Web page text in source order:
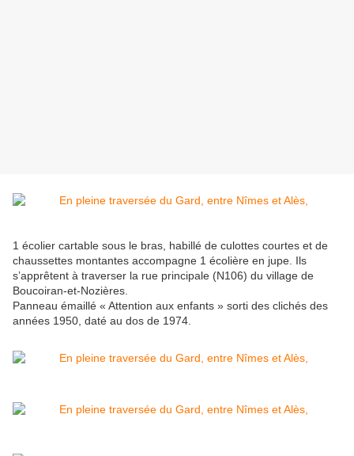
1 écolier cartable sous le bras, habillé de culottes courtes et de
chaussettes montantes accompagne 1 écolière en jupe. Ils
s’apprêtent à traverser la rue principale (N106) du village de
Boucoiran-et-Nozières.
Panneau émaillé « Attention aux enfants » sorti des clichés des
années 1950, daté au dos de 1974.